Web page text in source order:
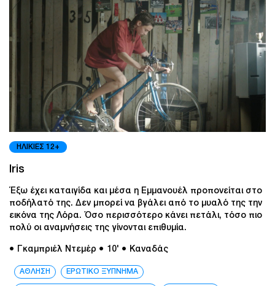
ΗΛΙΚΙΕΣ 12+
Iris
Έξω έχει καταιγίδα και μέσα η Εμμανουέλ προπονείται στο
ποδήλατό της. Δεν μπορεί να βγάλει από το μυαλό της την
εικόνα της Λόρα. Όσο περισσότερο κάνει πετάλι, τόσο πιο
πολύ οι αναμνήσεις της γίνονται επιθυμία.
● Γκαμπριέλ Ντεμέρ ● 10' ● Καναδάς
ΑΘΛΗΣΗ ΕΡΩΤΙΚΟ ΞΥΠΝΗΜΑ